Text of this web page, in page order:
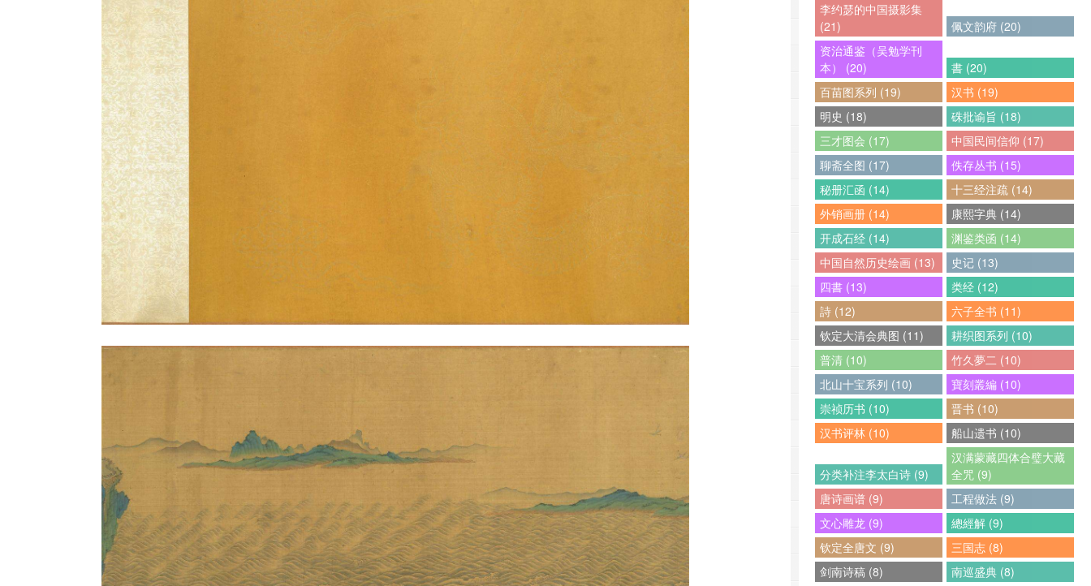
李约瑟的中国摄影集
(21)
佩文韵府 (20)
资治通鉴（吴勉学刊
本） (20)
書 (20)
百苗图系列 (19)
汉书 (19)
明史 (18)
硃批谕旨 (18)
三才图会 (17)
中国民间信仰 (17)
聊斋全图 (17)
佚存丛书 (15)
秘册汇函 (14)
十三经注疏 (14)
外销画册 (14)
康熙字典 (14)
开成石经 (14)
渊鉴类函 (14)
中国自然历史绘画 (13)
史记 (13)
四書 (13)
类经 (12)
詩 (12)
六子全书 (11)
钦定大清会典图 (11)
耕织图系列 (10)
普清 (10)
竹久夢二 (10)
北山十宝系列 (10)
寶刻叢編 (10)
崇祯历书 (10)
晋书 (10)
汉书评林 (10)
船山遗书 (10)
分类补注李太白诗 (9)
汉满蒙藏四体合璧大藏
全咒 (9)
唐诗画谱 (9)
工程做法 (9)
文心雕龙 (9)
總經解 (9)
钦定全唐文 (9)
三国志 (8)
剑南诗稿 (8)
南巡盛典 (8)